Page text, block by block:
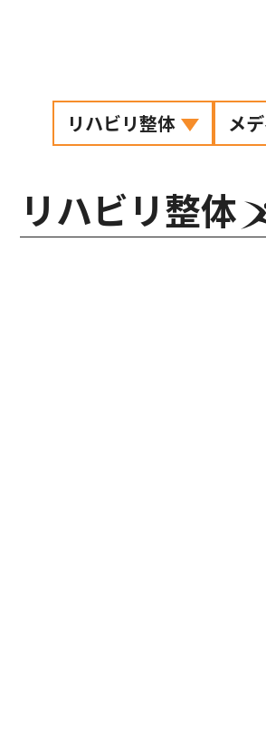
リハビリ整体 メ
リハビリ整体